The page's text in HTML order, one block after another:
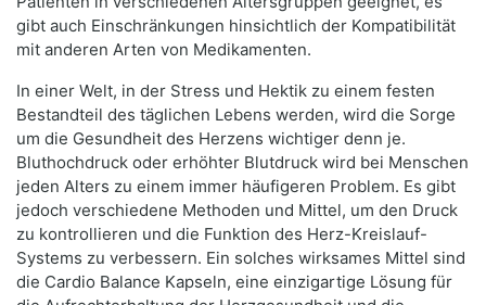
gibt auch Einschränkungen hinsichtlich der Kompatibilität
mit anderen Arten von Medikamenten.
In einer Welt, in der Stress und Hektik zu einem festen
Bestandteil des täglichen Lebens werden, wird die Sorge
um die Gesundheit des Herzens wichtiger denn je.
Bluthochdruck oder erhöhter Blutdruck wird bei Menschen
jeden Alters zu einem immer häufigeren Problem. Es gibt
jedoch verschiedene Methoden und Mittel, um den Druck
zu kontrollieren und die Funktion des Herz-Kreislauf-
Systems zu verbessern. Ein solches wirksames Mittel sind
die Cardio Balance Kapseln, eine einzigartige Lösung für